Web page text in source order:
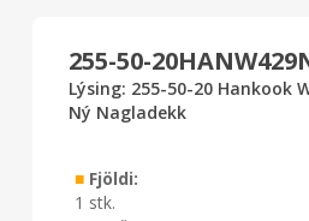
Lýsing: 255-50-20 Hankook
Ný Nagladekk
■Fjöldi:
1 stk.
255-50-